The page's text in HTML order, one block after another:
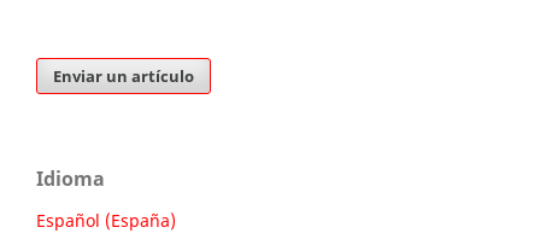
Enviar un artículo
Idioma
Español (España)